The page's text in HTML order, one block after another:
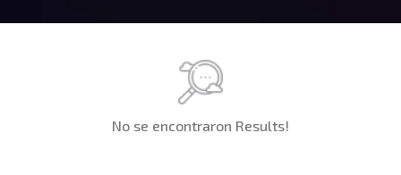
No se encontraron Results!